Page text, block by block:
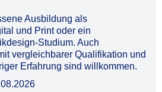
Ausbildung als
und Print oder ein
Studium. Auch
vergleichbarer Qualifikation und
Erfahrung sind willkommen.